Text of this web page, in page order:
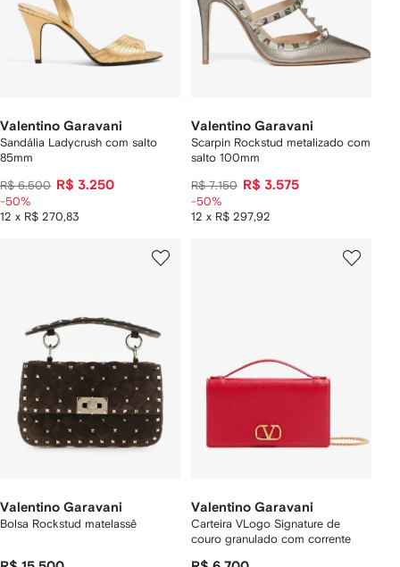
Valentino Garavani
Sandália Ladycrush com salto
85mm
R$ 6.500 R$ 3.250
12 x R$ 270,83
-50%
Valentino Garavani
Scarpin Rockstud metalizado com
salto 100mm
R$ 7.150 R$ 3.575
12 x R$ 297,92
-50%
Valentino Garavani
Bolsa Rockstud matelassê
Valentino Garavani
Carteira VLogo Signature de
couro granulado com corrente